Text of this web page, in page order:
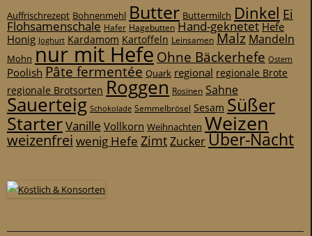
Auffrischrezept Bohnenmehl Butter Buttermilch Dinkel Ei
Flohsamenschale Hafer Hagebutten Hand-geknetet Hefe
Honig Joghurt Kardamom Kartoffeln Leinsamen Malz Mandeln
Mohn nur mit Hefe Ohne Bäckerhefe Ostern
Poolish Pâte fermentée Quark regional regionale Brote
regionale Brotsorten Roggen Rosinen Sahne
Sauerteig Schokolade Semmelbrösel Sesam Süßer
StarterVanille Vollkorn Weihnachten Weizen
weizenfrei wenig Hefe ZimtZuckerÜber-Nacht